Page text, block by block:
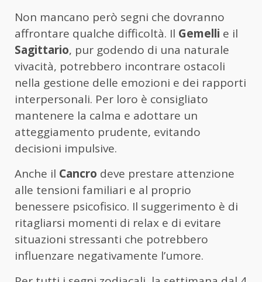
Non mancano però segni che dovranno
affrontare qualche difficoltà. Il Gemelli e il
Sagittario, pur godendo di una naturale
vivacità, potrebbero incontrare ostacoli
nella gestione delle emozioni e dei rapporti
interpersonali. Per loro è consigliato
mantenere la calma e adottare un
atteggiamento prudente, evitando
decisioni impulsive.
Anche il Cancro deve prestare attenzione
alle tensioni familiari e al proprio
benessere psicofisico. Il suggerimento è di
ritagliarsi momenti di relax e di evitare
situazioni stressanti che potrebbero
influenzare negativamente l’umore.